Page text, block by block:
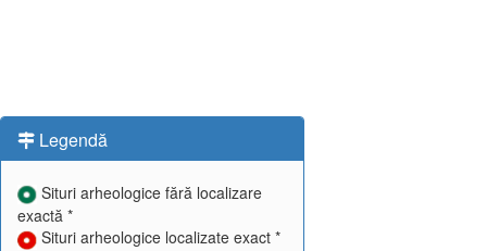
Legendă
Situri arheologice fără localizare
exactă *
Situri arheologice localizate exact *